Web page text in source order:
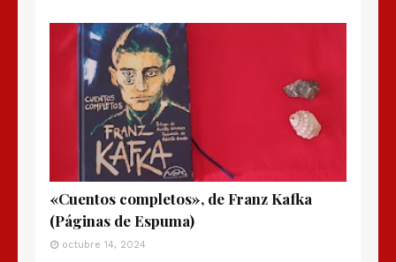
«Cuentos completos», de Franz Kafka
(Páginas de Espuma)
octubre 14, 2024